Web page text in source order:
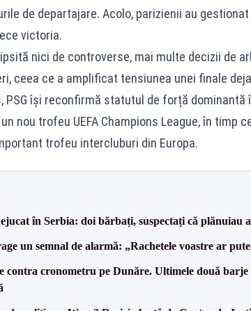
de departajare. Acolo, parizienii au
victoria.
nici de controverse, mai multe decizii de
ceea ce a amplificat tensiunea unei finale
PSG își reconfirmă statutul de forță dominantă
nou trofeu UEFA Champions League, în timp
trofeu intercluburi din Europa.
în Serbia: doi bărbați, suspectați că plănuiau
un semnal de alarmă: „Rachetele voastre ar
contra cronometru pe Dunăre. Ultimele două